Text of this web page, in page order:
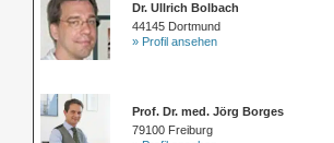
Dr. Ullrich Bolbach
44145 Dortmund
» Profil ansehen
Prof. Dr. med. Jörg Borges
79100 Freiburg